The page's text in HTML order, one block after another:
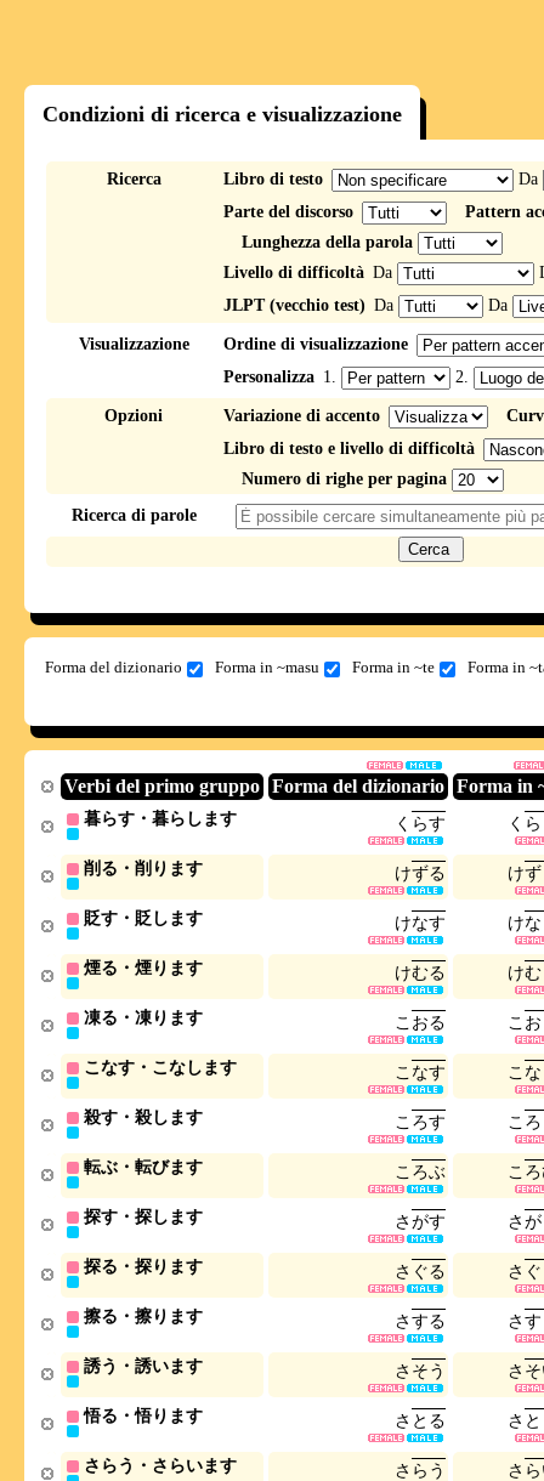
Condizioni di ricerca e visualizzazione
Ricerca Libro di testo
Da
Parte del discorso
Pattern
Lunghezza della parola
Livello di difficoltà Da
JLPT (vecchio test) Da Da
Visualizzazione
Ordine di visualizzazione
Personalizza 1. 2.
Opzioni Variazione di accento
Libro di testo e livello di difficoltà
Numero di righe per pagina
Ricerca di parole
Forma del dizionario Forma in ~masu Forma in ~te Forma in
Verbi del primo gruppo Forma del dizionario Forma in
暮らす・暮らします く らす く ら
削る・削ります けずる けず
貶す・貶します けなす けな
煙る・煙ります けむる けむ
凍る・凍ります こ おる こ お
こなす・こなします こ なす こ な
殺す・殺します こ ろす こ ろ
転ぶ・転びます こ ろぶ こ ろ
探す・探します さがす さが
探る・探ります さ ぐる さ ぐ
擦る・擦ります さする さす
誘う・誘います さ そう さ そ
悟る・悟ります さ と る さ と
さらう・さらいます さ ら う さ ら